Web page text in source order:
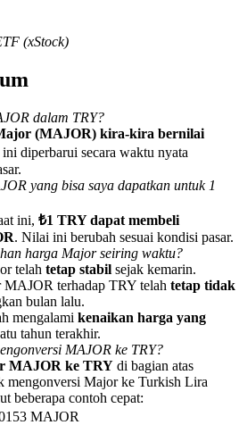
mendapatkan imbalan tunai
to Share 25000 USDT prize pool!
(xStock)
dalam TRY?
(MAJOR) kira-kira bernilai
diperbarui secara waktu nyata
yang bisa saya dapatkan untuk 1
ini, ₺1 TRY dapat membeli
. Nilai ini berubah sesuai kondisi pasar.
harga Major seiring waktu?
telah tetap stabil sejak kemarin.
terhadap TRY telah tetap tidak
bulan lalu.
mengalami kenaikan harga yang
tahun terakhir.
MAJOR ke TRY?
MAJOR ke TRY di bagian atas
mengonversi Major ke Turkish Lira
beberapa contoh cepat:
MAJOR